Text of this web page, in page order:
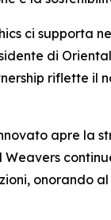
ci supporta
di
riflette il
apre la
Weavers
onorando